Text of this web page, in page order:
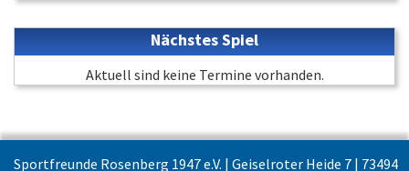
Nächstes Spiel
Aktuell sind keine Termine vorhanden.
Sportfreunde Rosenberg 1947 e.V. | Geiselroter Heide 7 | 73494